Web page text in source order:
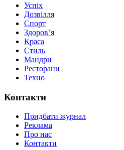
Успіх
Дозвілля
Спорт
Здоров’я
Краса
Стиль
Мандри
Ресторани
Техно
Контакти
Придбати журнал
Реклама
Про нас
Контакти